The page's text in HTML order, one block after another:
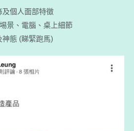
個人面部特徵
景、電腦、桌上細節
態 (睇緊跑馬)